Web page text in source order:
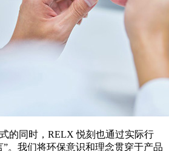
的同时，RELX 悦刻也通过实际行
。我们将环保意识和理念贯穿于产品